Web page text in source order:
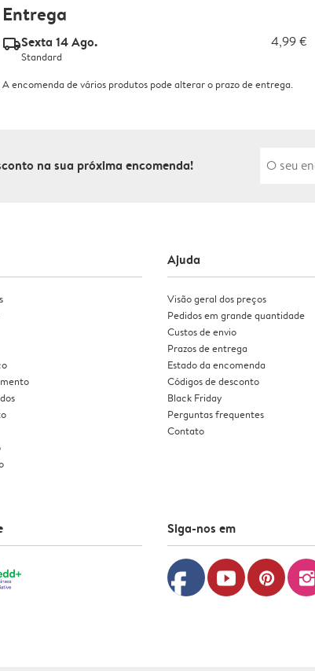
Entrega
delivery_standard_v2Sexta 14 Ago. 4,99 €
Standard
A encomenda de vários produtos pode alterar o prazo de entrega.
na sua próxima encomenda!
Ajuda
Visão geral dos preços
Pedidos em grande quantidade
Custos de envio
Prazos de entrega
Estado da encomenda
Códigos de desconto
Black Friday
Perguntas frequentes
Contato
Siga-nos em
facebook youtube pinterest instagram